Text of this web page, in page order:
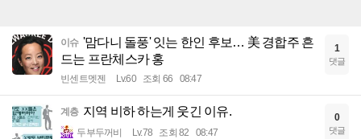
이슈 '맘다니 돌풍' 잇는 한인 후보… 美 경합주 흔
드는 프란체스카 홍
빈센트멧젠 Lv.60 조회 66 08:47
1
댓글
계층 지역 비하 하는게 웃긴 이유.
두부두꺼비 Lv.78 조회 82 08:47
0
댓글